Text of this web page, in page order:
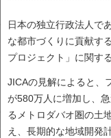
日本の独立行政法人で
な都市づくりに貢献す
プロジェクト」に関す
JICAの見解によると、
が580万人に増加し、
るメトロダバオ圏の土
え、長期的な地域開発